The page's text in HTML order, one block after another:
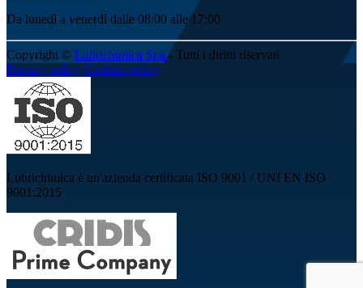
Da lunedì a venerdì dalle 08:00 alle 17:00
Copyright © Lubrichimica Spa- Tutti i diritti riservati
Privacy policy Cookies policy
Lubrichimica è un'azienda certificata ISO 9001 / UNI EN ISO
9001:2015